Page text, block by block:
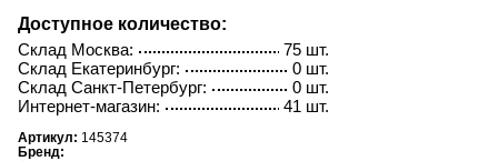
Доступное количество:
75 шт.
Склад Москва:
0 шт.
Склад Екатеринбург:
0 шт.
Склад Санкт-Петербург:
41 шт.
Интернет-магазин:
Артикул: 145374
Бренд: